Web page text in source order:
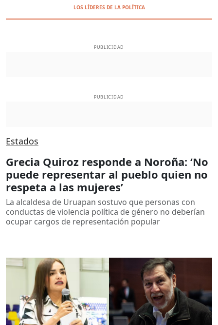
LOS LÍDERES DE LA POLÍTICA
PUBLICIDAD
PUBLICIDAD
Estados
Grecia Quiroz responde a Noroña: ‘No
puede representar al pueblo quien no
respeta a las mujeres’
La alcaldesa de Uruapan sostuvo que personas con
conductas de violencia política de género no deberían
ocupar cargos de representación popular